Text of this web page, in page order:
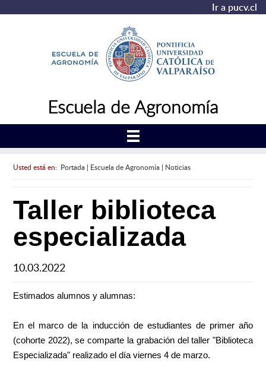
Ir a pucv.cl
Escuela de Agronomía
Usted está en: Portada| Escuela de Agronomía| Noticias
Taller biblioteca
especializada
10.03.2022
Estimados alumnos y alumnas:
En el marco de la inducción de estudiantes de primer año
(cohorte 2022), se comparte la grabación del taller "Biblioteca
Especializada" realizado el día viernes 4 de marzo.